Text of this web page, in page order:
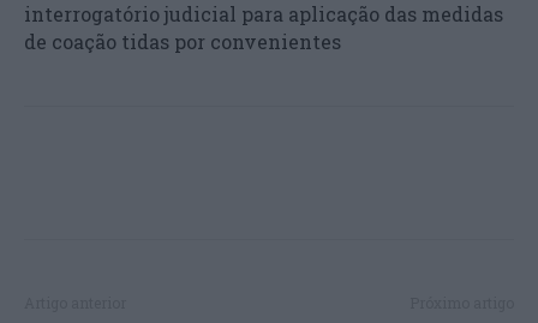
interrogatório judicial para aplicação das medidas
de coação tidas por convenientes